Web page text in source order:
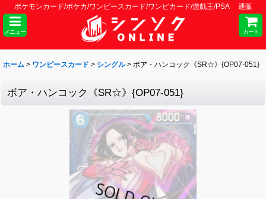
ポケモンカード/ポケカ/ワンピースカード/ワンピカード/遊戯王/PSA 通販
メニュー カート
ホーム > ワンピースカード > シングル > ボア・ハンコック《SR☆》{OP07-051}
ボア・ハンコック《SR☆》{OP07-051}